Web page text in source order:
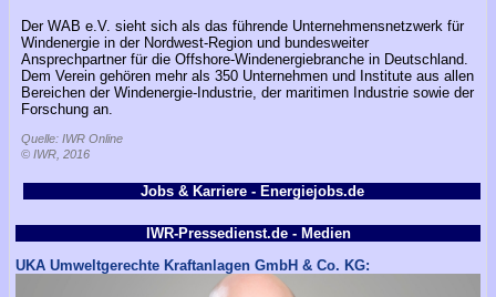
Der WAB e.V. sieht sich als das führende Unternehmensnetzwerk für
Windenergie in der Nordwest-Region und bundesweiter
Ansprechpartner für die Offshore-Windenergiebranche in Deutschland.
Dem Verein gehören mehr als 350 Unternehmen und Institute aus allen
Bereichen der Windenergie-Industrie, der maritimen Industrie sowie der
Forschung an.
Quelle: IWR Online
© IWR, 2016
Jobs & Karriere - Energiejobs.de
IWR-Pressedienst.de - Medien
UKA Umweltgerechte Kraftanlagen GmbH & Co. KG: